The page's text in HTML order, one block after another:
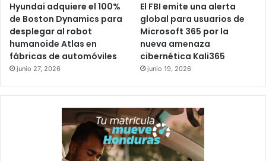
Hyundai adquiere el 100%
de Boston Dynamics para
desplegar al robot
humanoide Atlas en
fábricas de automóviles
junio 27, 2026
El FBI emite una alerta
global para usuarios de
Microsoft 365 por la
nueva amenaza
cibernética Kali365
junio 19, 2026